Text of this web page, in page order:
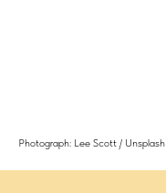
Photograph: Lee Scott / Unsplash